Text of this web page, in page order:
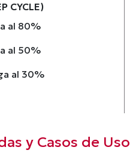
CYCLE)
al 80%
al 50%
al 30%
y Casos de Uso